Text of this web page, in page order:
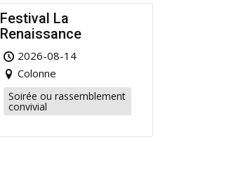
Festival La
Renaissance
2026-08-14
Colonne
Soirée ou rassemblement
convivial